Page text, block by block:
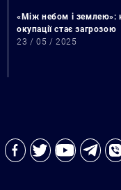
«Між небом і землею»:
окупації стає загрозою
23 / 05 / 2025